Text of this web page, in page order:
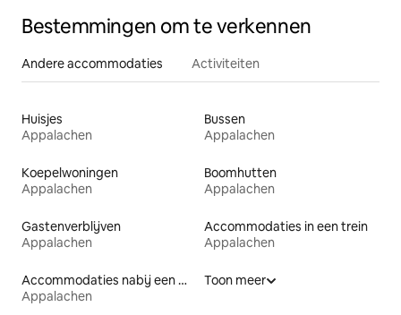
Bestemmingen om te verkennen
Andere accommodaties Activiteiten
Huisjes
Appalachen
Bussen
Appalachen
Koepelwoningen
Appalachen
Boomhutten
Appalachen
Gastenverblijven
Appalachen
Accommodaties in een trein
Appalachen
Accommodaties nabij een meer
Appalachen
Toon meer